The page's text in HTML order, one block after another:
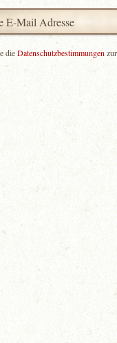
dieDatenschutzbestimmungen